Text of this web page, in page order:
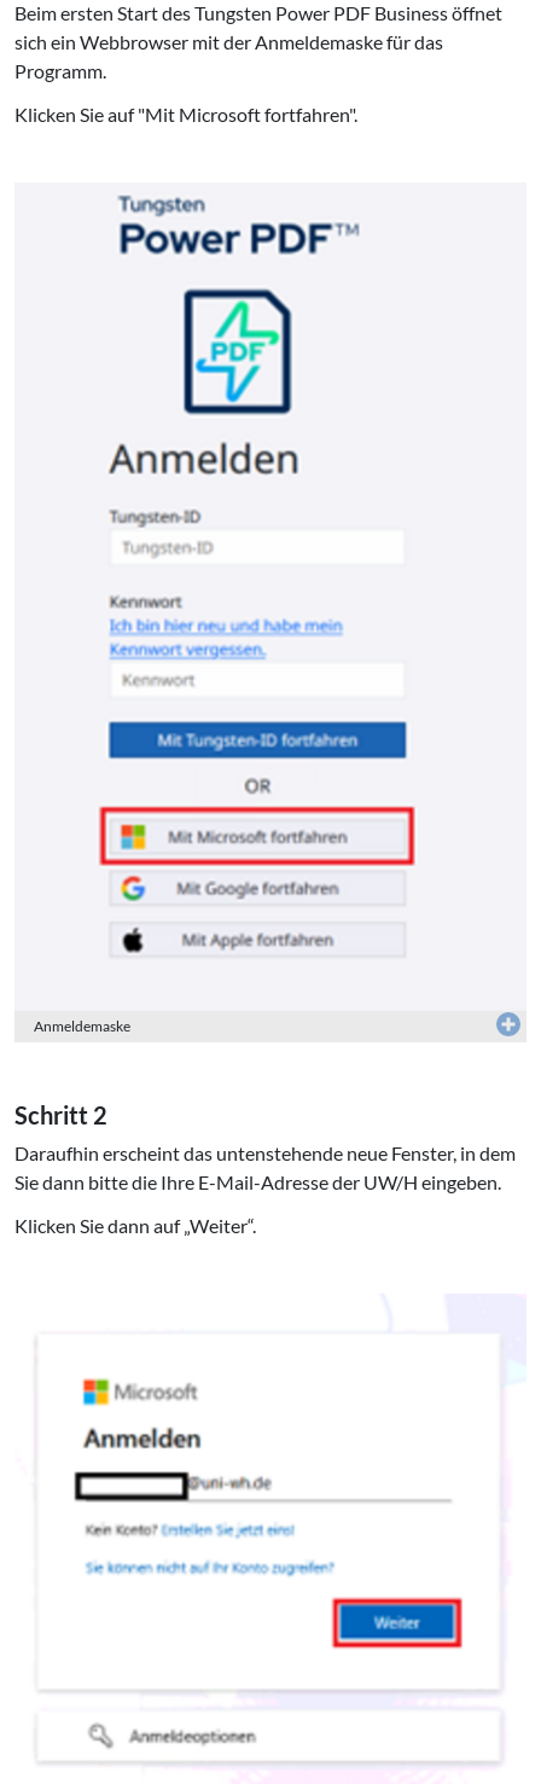
Beim ersten Start des Tungsten Power PDF Business öffnet
sich ein Webbrowser mit der Anmeldemaske für das
Programm.
Klicken Sie auf "Mit Microsoft fortfahren".
Anmeldemaske
Schritt 2
Daraufhin erscheint das untenstehende neue Fenster, in dem
Sie dann bitte die Ihre E-Mail-Adresse der UW/H eingeben.
Klicken Sie dann auf „Weiter“.